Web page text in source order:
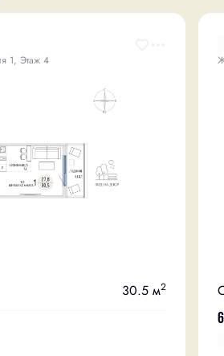
1, Этаж 4
30.5 м2